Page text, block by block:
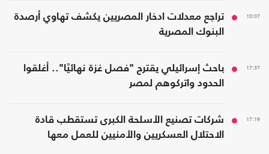
18:07
تراجع معدلات ادخار المصريين يكشف تهاوي أرصدة
البنوك المصرية
17:37
باحث إسرائيلي يقترح "فصل غزة نهائيًا".. أغلقوا
الحدود واتركوهم لمصر
17:19
شركات تصنيع الأسلحة الكبرى تستقطب قادة
الاحتلال العسكريين والأمنيين للعمل معها